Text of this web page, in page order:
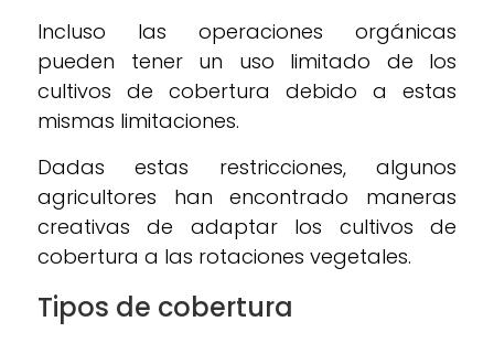
Incluso las operaciones orgánicas
pueden tener un uso limitado de los
cultivos de cobertura debido a estas
mismas limitaciones.
Dadas estas restricciones, algunos
agricultores han encontrado maneras
creativas de adaptar los cultivos de
cobertura a las rotaciones vegetales.
Tipos de cobertura